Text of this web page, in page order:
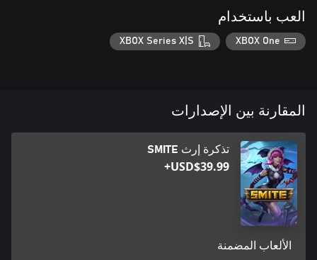
لا يُطبق معزز الإرث السماوي إلا خلال ساعات المباريات في العام 11.
العب باستخدام
XBOX One
XBOX Series X|S
المقارنة بين الإصدارات
تذكرة إرث SMITE
USD$39.99+
الألعاب المضمنة